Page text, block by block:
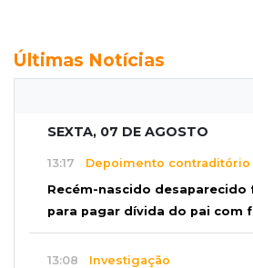
Últimas Notícias
SEXTA, 07 DE AGOSTO
13:17 Depoimento contraditório
Recém-nascido desaparecido
para pagar dívida do pai com
13:08 Investigação